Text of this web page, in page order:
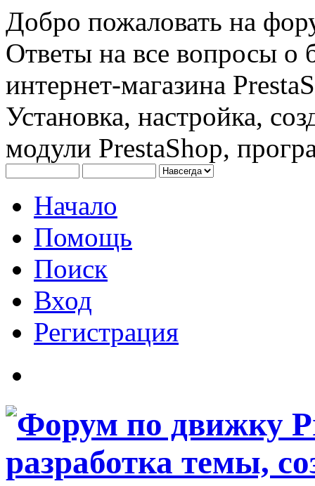
Добро пожаловать на
Ответы на все вопросы о
интернет-магазина
Установка, настройка,
модули PrestaShop,
Начало
Помощь
Поиск
Вход
Регистрация